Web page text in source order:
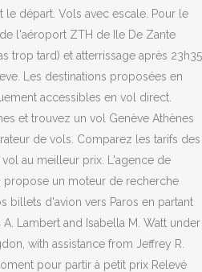
départ. Vols avec escale. Pour le
l'aéroport ZTH de Ile De Zante
trop tard) et atterrissage après 23h35
Les destinations proposées en
accessibles en vol direct.
et trouvez un vol Genève Athènes
de vols. Comparez les tarifs des
au meilleur prix. L'agence de
propose un moteur de recherche
billets d'avion vers Paros en partant
Lambert and Isabella M. Watt under
with assistance from Jeffrey R.
pour partir à petit prix Relevé